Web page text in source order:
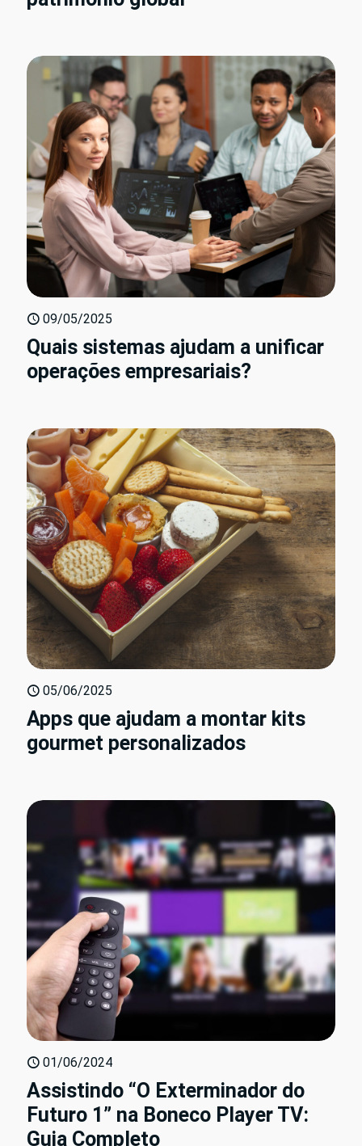
09/05/2025
Quais sistemas ajudam a unificar
operações empresariais?
05/06/2025
Apps que ajudam a montar kits
gourmet personalizados
01/06/2024
Assistindo “O Exterminador do
Futuro 1” na Boneco Player TV:
Guia Completo